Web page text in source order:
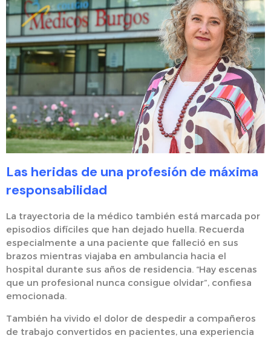
Las heridas de una profesión de máxima
responsabilidad
La trayectoria de la médico también está marcada por
episodios difíciles que han dejado huella. Recuerda
especialmente a una paciente que falleció en sus
brazos mientras viajaba en ambulancia hacia el
hospital durante sus años de residencia. “Hay escenas
que un profesional nunca consigue olvidar”, confiesa
emocionada.
También ha vivido el dolor de despedir a compañeros
de trabajo convertidos en pacientes, una experiencia